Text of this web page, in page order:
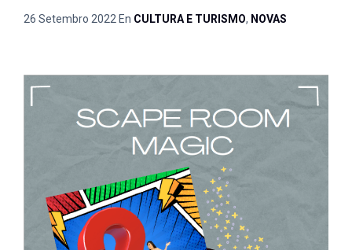
26 Setembro 2022 En CULTURA E TURISMO, NOVAS